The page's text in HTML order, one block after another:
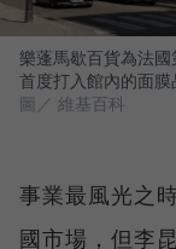
樂蓬馬歇百貨為法
首度打入館內的面膜
圖／ 維基百科
事業最風光之
國市場，但李